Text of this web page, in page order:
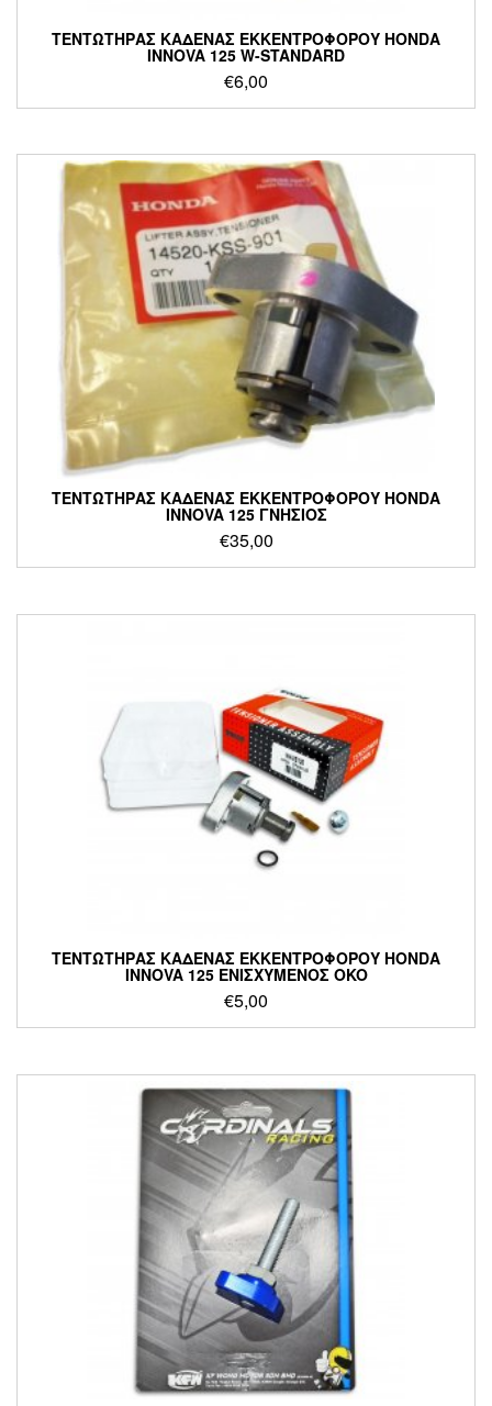
ΤΕΝΤΩΤΗΡΑΣ ΚΑΔΕΝΑΣ ΕΚΚΕΝΤΡΟΦΟΡΟΥ HONDA
INNOVA 125 W-STANDARD
€6,00
ΤΕΝΤΩΤΗΡΑΣ ΚΑΔΕΝΑΣ ΕΚΚΕΝΤΡΟΦΟΡΟΥ HONDA
INNOVA 125 ΓΝΗΣΙΟΣ
€35,00
ΤΕΝΤΩΤΗΡΑΣ ΚΑΔΕΝΑΣ ΕΚΚΕΝΤΡΟΦΟΡΟΥ HONDA
INNOVA 125 ΕΝΙΣΧΥΜΕΝΟΣ OKO
€5,00